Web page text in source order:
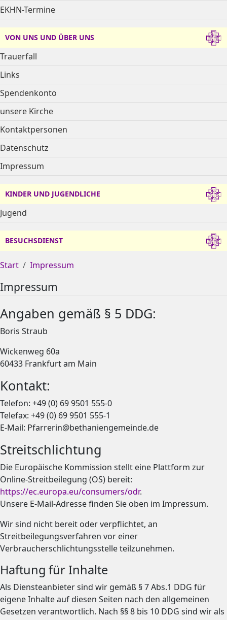
EKHN-Termine
VON UNS UND ÜBER UNS
Trauerfall
Links
Spendenkonto
unsere Kirche
Kontaktpersonen
Datenschutz
Impressum
KINDER UND JUGENDLICHE
Jugend
BESUCHSDIENST
Start Impressum
Impressum
Angaben gemäß § 5 DDG:
Boris Straub
Wickenweg 60a
60433 Frankfurt am Main
Kontakt:
Telefon: +49 (0) 69 9501 555-0
Telefax: +49 (0) 69 9501 555-1
E-Mail: Pfarrerin@bethaniengemeinde.de
Streitschlichtung
Die Europäische Kommission stellt eine Plattform zur
Online-Streitbeilegung (OS) bereit:
https://ec.europa.eu/consumers/odr.
Unsere E-Mail-Adresse finden Sie oben im Impressum.
Wir sind nicht bereit oder verpflichtet, an
Streitbeilegungsverfahren vor einer
Verbraucherschlichtungsstelle teilzunehmen.
Haftung für Inhalte
Als Diensteanbieter sind wir gemäß § 7 Abs.1 DDG für
eigene Inhalte auf diesen Seiten nach den allgemeinen
Gesetzen verantwortlich. Nach §§ 8 bis 10 DDG sind wir als